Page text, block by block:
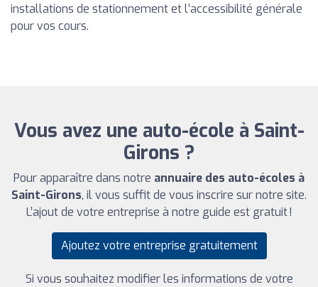
installations de stationnement et l’accessibilité générale
pour vos cours.
Vous avez une auto-école à Saint-
Girons ?
Pour apparaître dans notre annuaire des auto-écoles à
Saint-Girons, il vous suffit de vous inscrire sur notre site.
L’ajout de votre entreprise à notre guide est gratuit !
Ajoutez votre entreprise gratuitement
Si vous souhaitez modifier les informations de votre